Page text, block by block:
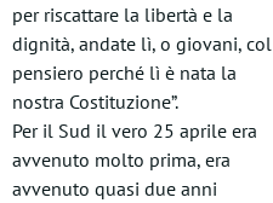
per riscattare la libertà e la
dignità, andate lì, o giovani, col
pensiero perché lì è nata la
nostra Costituzione”.
Per il Sud il vero 25 aprile era
avvenuto molto prima, era
avvenuto quasi due anni